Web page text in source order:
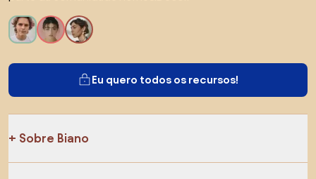
Eu quero todos os recursos!
Sobre Biano